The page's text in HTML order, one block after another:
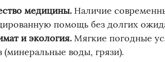
медицины. Наличие
помощь без долгих
и экология. Мягкие погодные
(минеральные воды, грязи).